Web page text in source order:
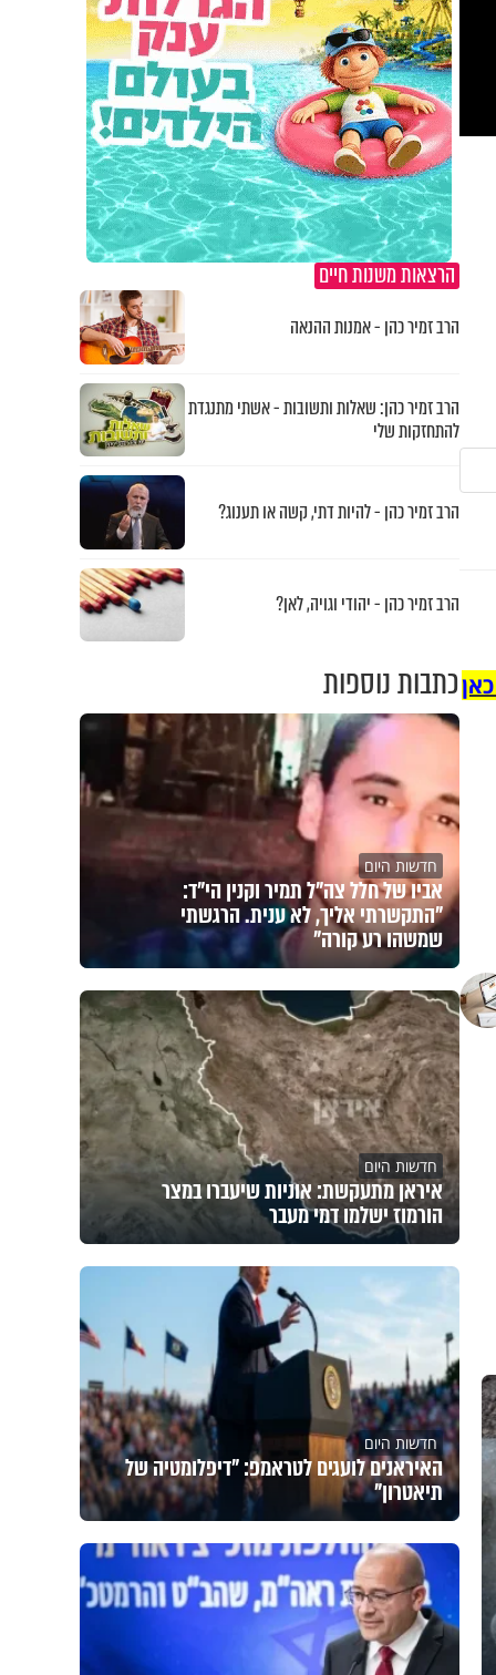
הרצאות משנות חיים
הרב זמיר כהן - אמנות ההנאה
הרב זמיר כהן: שאלות ותשובות - אשתי מתנגדת
להתחזקות שלי
הרב זמיר כהן - להיות דתי, קשה או תענוג?
הרב זמיר כהן - יהודי וגויה, לאן?
כתבות נוספות
חדשות היום
אביו של חלל צה"ל תמיר וקנין הי"ד:
"התקשרתי אליך, לא ענית. הרגשתי
שמשהו רע קורה"
חדשות היום
איראן מתעקשת: אוניות שיעברו במצר
הורמוז ישלמו דמי מעבר
חדשות היום
האיראנים לועגים לטראמפ: "דיפלומטיה של
תיאטרון"